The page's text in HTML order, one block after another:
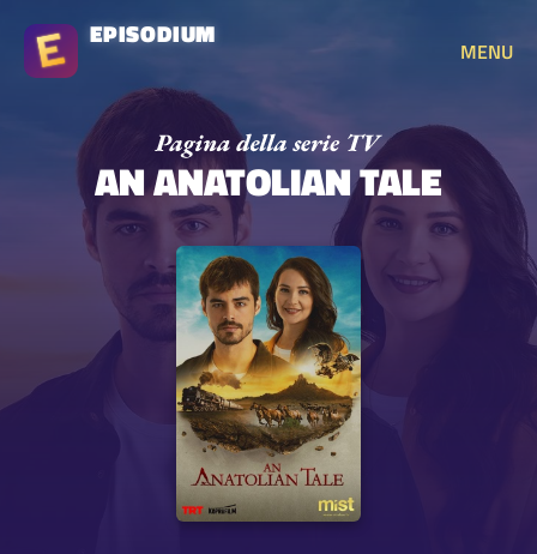
EPISODIUM
MENU
AN ANATOLIAN TALE